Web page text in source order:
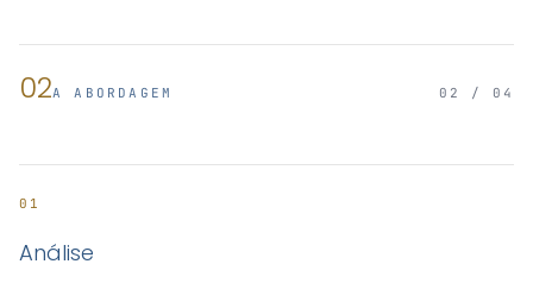
02A ABORDAGEM 02 / 04
01
Análise